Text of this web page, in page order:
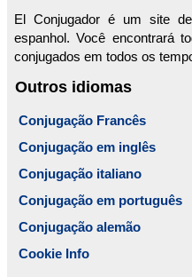
El Conjugador é um site
espanhol. Você encontrará
conjugados em todos os
Outros idiomas
Conjugação Francês
Conjugação em inglês
Conjugação italiano
Conjugação em português
Conjugação alemão
Cookie Info